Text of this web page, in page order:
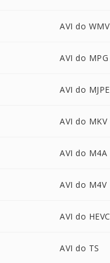
AVI do WMV
AVI do MPG
AVI do
AVI do MKV
AVI do M4A
AVI do M4V
AVI do HEVC
AVI do TS